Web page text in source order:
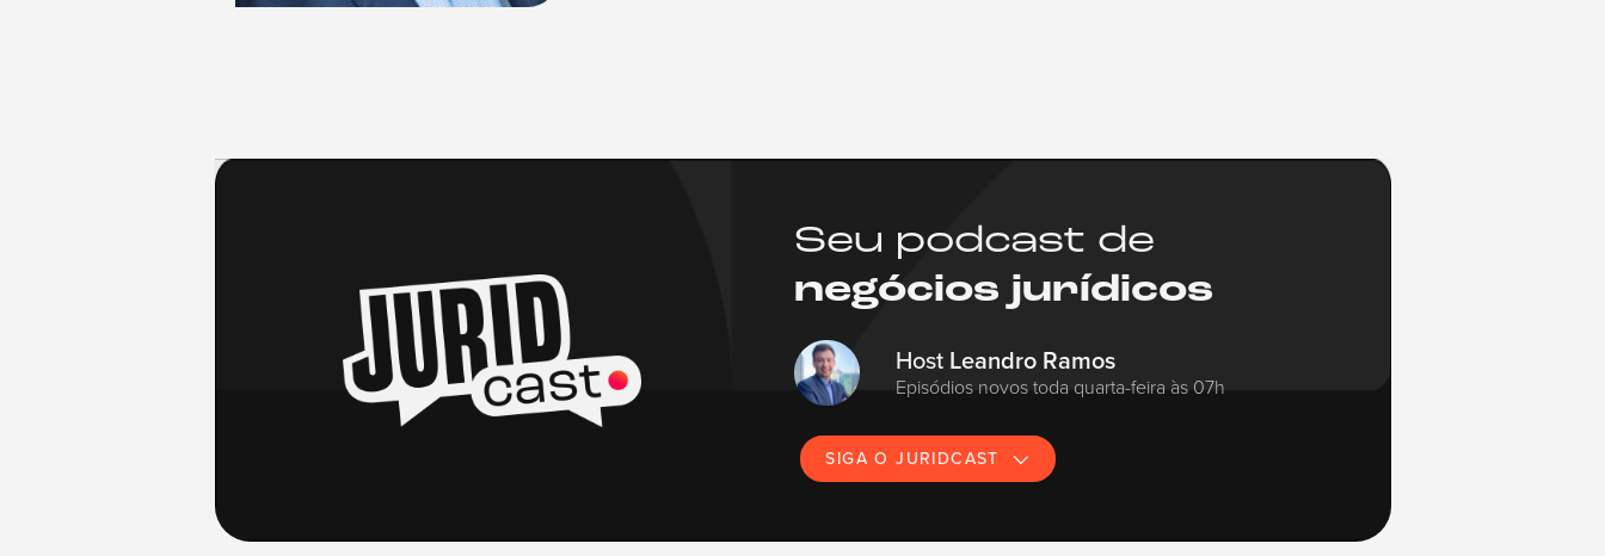
Seu podcast de
negócios jurídicos
Host Leandro Ramos
Episódios novos toda quarta-feira às 07h
SIGA O JURIDCAST